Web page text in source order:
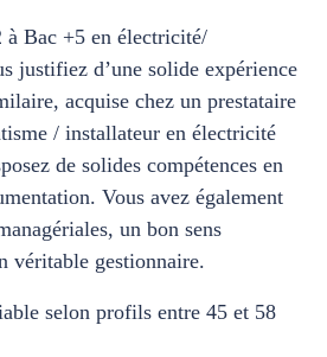
Bac +5 en électricité/
justifiez d’une solide expérience
acquise chez un prestataire
/ installateur en électricité
de solides compétences en
Vous avez également
un bon sens
véritable gestionnaire.
selon profils entre 45 et 58